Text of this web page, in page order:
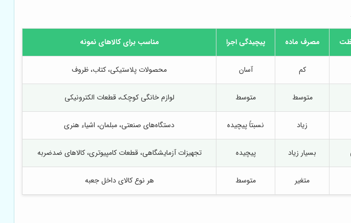
مصرف ماده پیچیدگی اجرا مناسب برای کالاهای نمونه
کم آسان محصولات پلاستیکی، کتاب، ظروف
متوسط متوسط لوازم خانگی کوچک، قطعات الکترونیکی
زیاد نسبتاً پیچیده دستگاه‌های صنعتی، مبلمان، اشیاء هنری
بسیار زیاد پیچیده تجهیزات آزمایشگاهی، قطعات کامپیوتری، کالاهای ضدضربه
متغیر متوسط هر نوع کالای داخل جعبه